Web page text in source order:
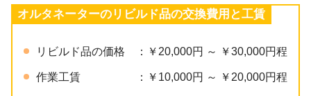
オルタネーターのリビルド品の交換費用と工賃
リビルド品の価格 ：￥20,000円 ～ ￥30,000円程
作業工賃 ：￥10,000円 ～ ￥20,000円程